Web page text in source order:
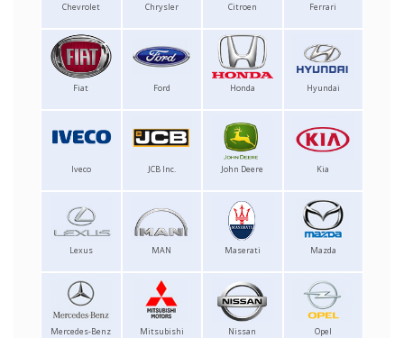
Chevrolet Chrysler Citroen Ferrari
Fiat Ford Honda Hyundai
Iveco JCB Inc. John Deere Kia
Lexus MAN Maserati Mazda
Mercedes-Benz Mitsubishi Nissan Opel